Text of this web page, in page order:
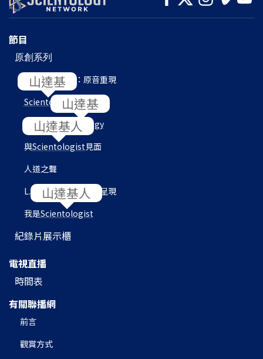
節目
原創系列
L. 羅恩 賀伯特：原音重現
Scientology 內部
目的地：Scientology
與Scientologist見面
人道之聲
L. 羅恩 賀伯特圖書館呈現
我是Scientologist
紀錄片展示櫃
電視直播
時間表
有關聯播網
前言
觀賞方式
山達基
山達基
山達基人
山達基人